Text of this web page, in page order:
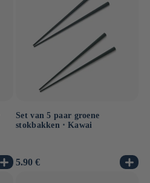
Set van 5 paar groene
stokbakken ⋅ Kawai
Normale
5.90 €